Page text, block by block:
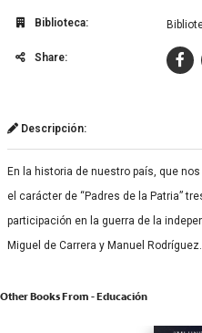
Biblioteca:
Share:
Descripción:
En la historia de nuestro país, que
el carácter de “Padres de la Patria”
participación en la guerra de la
Miguel de Carrera y Manuel Rodríguez.
Other Books From - Educación